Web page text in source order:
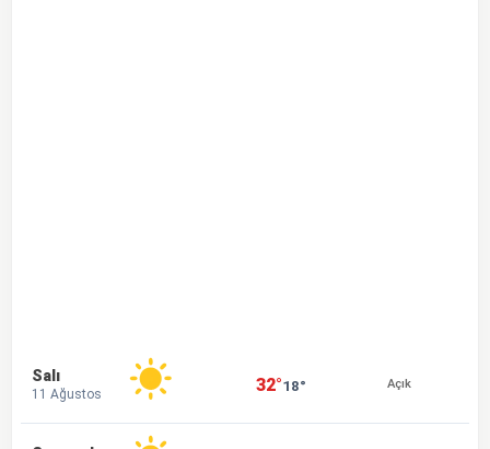
Salı
11 Ağustos 32°18° Açık